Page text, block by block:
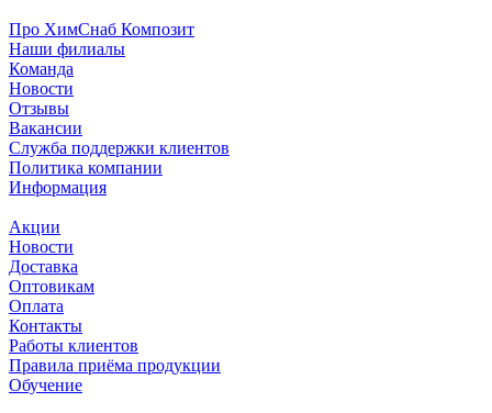
Про ХимСнаб Композит
Наши филиалы
Команда
Новости
Отзывы
Вакансии
Служба поддержки клиентов
Политика компании
Информация
Акции
Новости
Доставка
Оптовикам
Оплата
Контакты
Работы клиентов
Правила приёма продукции
Обучение